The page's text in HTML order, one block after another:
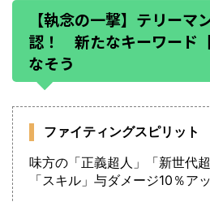
【執念の一撃】テリーマ
認！ 新たなキーワード
なそう
ファイティングスピリット
味方の「正義超人」「新世代
「スキル」与ダメージ10％ア